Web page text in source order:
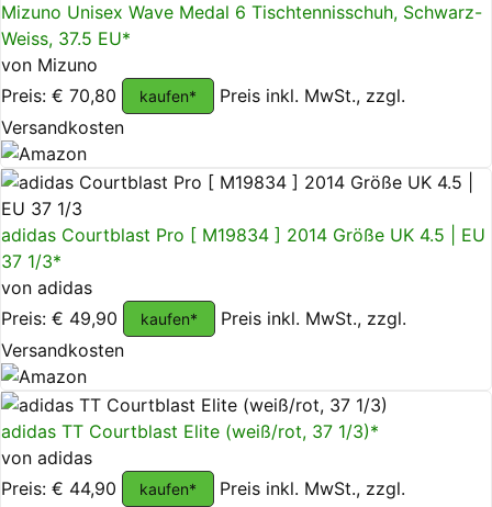
Mizuno Unisex Wave Medal 6 Tischtennisschuh, Schwarz-
Weiss, 37.5 EU*
von Mizuno
Preis: € 70,80
kaufen*
Preis inkl. MwSt., zzgl.
Versandkosten
adidas Courtblast Pro [ M19834 ] 2014 Größe UK 4.5 | EU
37 1/3*
von adidas
Preis: € 49,90
kaufen*
Preis inkl. MwSt., zzgl.
Versandkosten
adidas TT Courtblast Elite (weiß/rot, 37 1/3)*
von adidas
Preis: € 44,90
kaufen* Preis inkl. MwSt., zzgl.